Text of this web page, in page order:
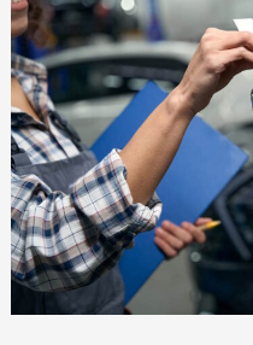
est
la
garantie
obligatoire
pour
une
voiture
d’occasion
proposée
par